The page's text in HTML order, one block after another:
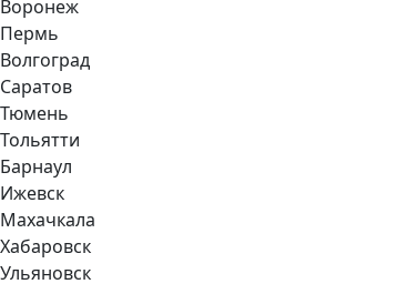
Воронеж
Пермь
Волгоград
Саратов
Тюмень
Тольятти
Барнаул
Ижевск
Махачкала
Хабаровск
Ульяновск